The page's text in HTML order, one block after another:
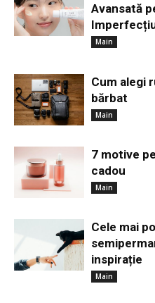
Avansată
Main
Cum alegi
bărbat
Main
7 motive
cadou
Main
Cele mai
inspirație
Main